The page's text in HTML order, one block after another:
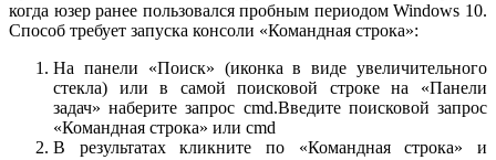
когда юзер ранее пользовался пробным периодом Windows 10.
Способ требует запуска консоли «Командная строка»:
На панели «Поиск» (иконка в виде увеличительного
стекла) или в самой поисковой строке на «Панели
задач» наберите запрос cmd.Введите поисковой запрос
«Командная строка» или cmd
В результатах кликните по «Командная строка» и